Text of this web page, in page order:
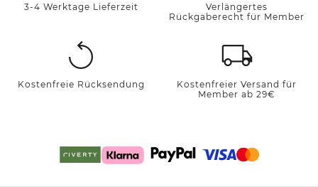
3-4 Werktage Lieferzeit
Verlängertes
Rückgaberecht für Member
Kostenfreie Rücksendung
Kostenfreier Versand für
Member ab 29€